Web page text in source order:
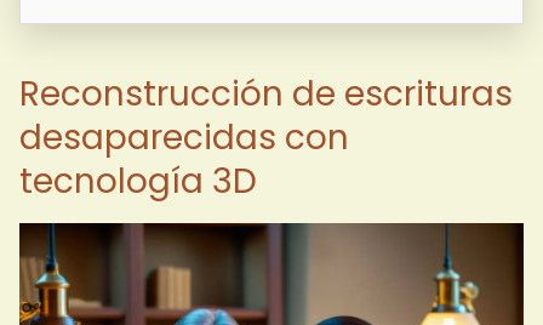
Reconstrucción de escrituras
desaparecidas con
tecnología 3D